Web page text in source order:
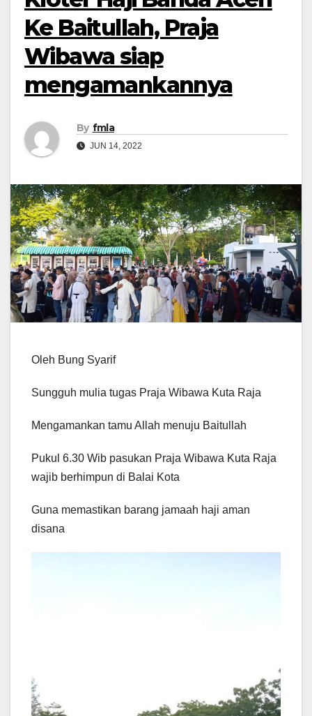
Ke Baitullah, Praja
Wibawa siap
mengamankannya
By fmla
JUN 14, 2022
Oleh Bung Syarif
Sungguh mulia tugas Praja Wibawa Kuta Raja
Mengamankan tamu Allah menuju Baitullah
Pukul 6.30 Wib pasukan Praja Wibawa Kuta Raja
wajib berhimpun di Balai Kota
Guna memastikan barang jamaah haji aman
disana